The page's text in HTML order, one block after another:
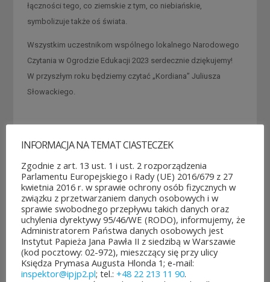
łączności tego, co ziemskie z tym, co niebiańskie,
symbolizuje także oś świata.
Wszystkim uczestnikom wspólnego lokalnego Narodowego
Czytania w Ogrodzie Edukacji 2023 serdecznie dziękujemy!
W przyszłym roku będziemy czytać „Kordiana” Juliusza
Słowackiego.
INFORMACJA NA TEMAT CIASTECZEK
Zgodnie z art. 13 ust. 1 i ust. 2 rozporządzenia
Parlamentu Europejskiego i Rady (UE) 2016/679 z 27
kwietnia 2016 r. w sprawie ochrony osób fizycznych w
związku z przetwarzaniem danych osobowych i w
sprawie swobodnego przepływu takich danych oraz
uchylenia dyrektywy 95/46/WE (RODO), informujemy, że
Administratorem Państwa danych osobowych jest
Instytut Papieża Jana Pawła II z siedzibą w Warszawie
(kod pocztowy: 02-972), mieszczący się przy ulicy
Księdza Prymasa Augusta Hlonda 1; e-mail:
inspektor@ipjp2.pl; tel.: +48 22 213 11 90.